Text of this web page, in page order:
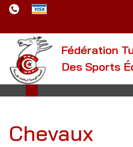
Fédération
Des Sports
Chevaux